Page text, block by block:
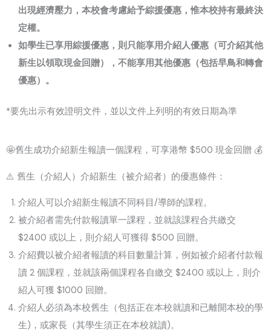
出現經濟壓力，本校會考慮給予綜援優惠，惟本校持有最終決
定權。
如學生已享用綜援優惠，則只能享用介紹人優惠（可介紹其他
新生以領取現金回贈），不能享用其他優惠（包括早鳥和轉會
優惠）。
*要先出示有效證明文件，並以文件上列明的有效日期為準
🤩舊生成功介紹新生報讀一個課程，可享港幣 $500 現金回贈 💰
⚠️ 舊生（介紹人）介紹新生（被介紹者）的優惠條件：
介紹人可以介紹新生報讀不同科目/導師的課程。
被介紹者需先付款報讀單一課程，並就該課程合共繳交
$2400 或以上，則介紹人可獲得 $500 回贈。
介紹費以被介紹者報讀的科目數量計算，例如被介紹者付款報
讀 2 個課程，並就該兩個課程各自繳交 $2400 或以上，則介
紹人可獲 $1000 回贈。
介紹人必須為本校舊生（包括正在本校就讀和已離開本校的學
生)，或家長（其學生須正在本校就讀)。